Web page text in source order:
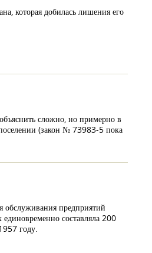
которая добилась лишения его
сложно, но примерно в
(закон № 73983-5 пока
предприятий
составляла 200
году.